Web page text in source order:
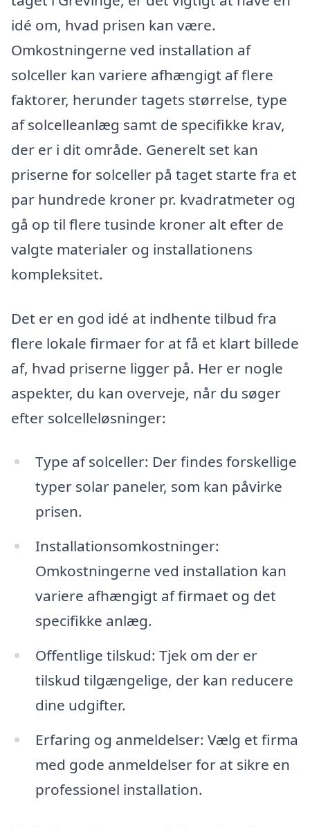
idé om, hvad prisen kan være.
Omkostningerne ved installation af
solceller kan variere afhængigt af flere
faktorer, herunder tagets størrelse, type
af solcelleanlæg samt de specifikke krav,
der er i dit område. Generelt set kan
priserne for solceller på taget starte fra et
par hundrede kroner pr. kvadratmeter og
gå op til flere tusinde kroner alt efter de
valgte materialer og installationens
kompleksitet.
Det er en god idé at indhente tilbud fra
flere lokale firmaer for at få et klart billede
af, hvad priserne ligger på. Her er nogle
aspekter, du kan overveje, når du søger
efter solcelleløsninger:
Type af solceller: Der findes forskellige
typer solar paneler, som kan påvirke
prisen.
Installationsomkostninger:
Omkostningerne ved installation kan
variere afhængigt af firmaet og det
specifikke anlæg.
Offentlige tilskud: Tjek om der er
tilskud tilgængelige, der kan reducere
dine udgifter.
Erfaring og anmeldelser: Vælg et firma
med gode anmeldelser for at sikre en
professionel installation.